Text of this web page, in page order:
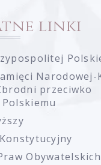
linki
Narodowej-
przeciwko
Obywatelskich